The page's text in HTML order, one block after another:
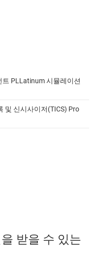
트 PLLatinum 시뮬레이션
및 신시사이저(TICS) Pro
받을 수 있는